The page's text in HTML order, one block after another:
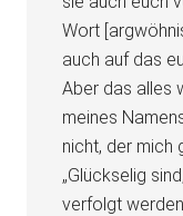
Wort
auch auf das
Aber das alles
meines
nicht, der mich
„Glückselig
verfolgt